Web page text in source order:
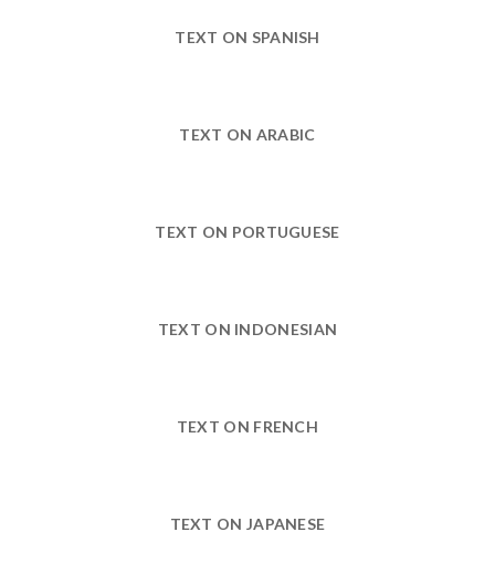
TEXT ON SPANISH
TEXT ON ARABIC
TEXT ON PORTUGUESE
TEXT ON INDONESIAN
TEXT ON FRENCH
TEXT ON JAPANESE